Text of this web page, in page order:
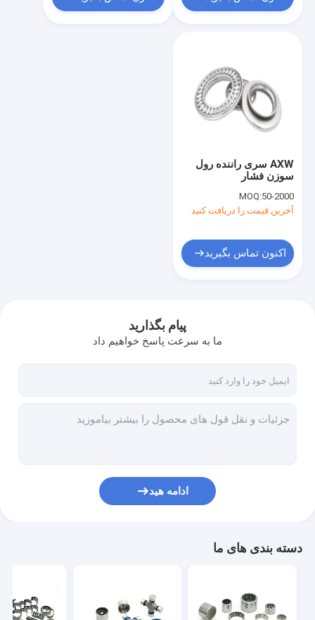
AXW سری راننده رول
سوزن فشار
MOQ:50-2000
آخرین قیمت را دریافت کنید
اکنون تماس بگیرید
پیام بگذارید
ما به سرعت پاسخ خواهیم داد
ادامه هید
دسته بندی های ما